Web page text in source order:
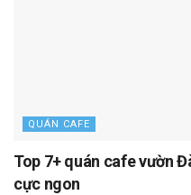
QUÁN CAFE
Top 7+ quán cafe vườn
cực ngon